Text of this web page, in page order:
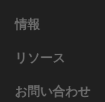
情報
リソース
お問い合わせ